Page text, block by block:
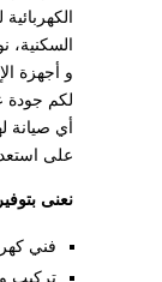
السكنية،
و أجهزة
لكم جودة
أي صيانة
على
نعنى
فني
تركيب و